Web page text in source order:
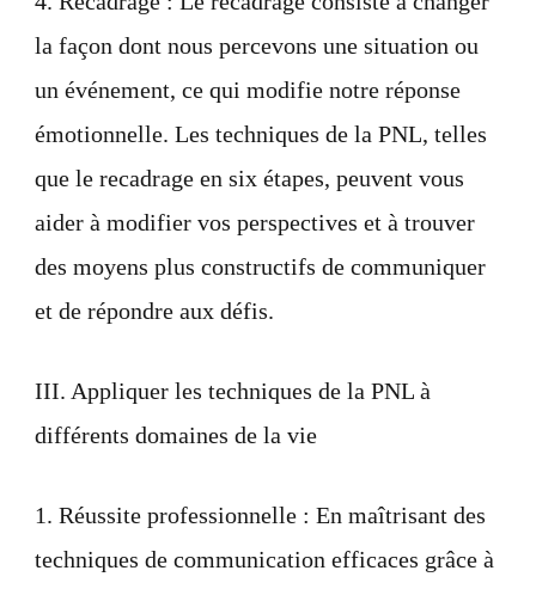
la façon dont nous percevons une situation ou
un événement, ce qui modifie notre réponse
émotionnelle. Les techniques de la PNL, telles
que le recadrage en six étapes, peuvent vous
aider à modifier vos perspectives et à trouver
des moyens plus constructifs de communiquer
et de répondre aux défis.
III. Appliquer les techniques de la PNL à
différents domaines de la vie
1. Réussite professionnelle : En maîtrisant des
techniques de communication efficaces grâce à